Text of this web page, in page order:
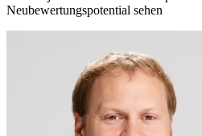
Neubewertungspotential sehen